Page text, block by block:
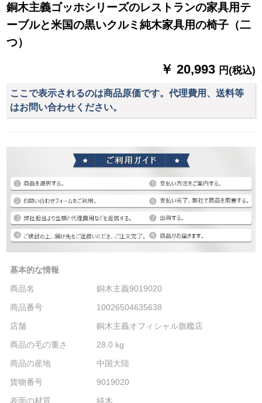
銅木主義ゴッホシリーズのレストランの家具用テ
ーブルと米国の黒いクルミ純木家具用の椅子（二
つ）
￥ 20,993 円(税込)
ここで表示されるのは商品原価です。代理費用、送料等
はお問い合わせください。
基本的な情報
商品名
銅木主義9019020
商品番号
10026504635638
店舗
銅木主義オフィシャル旗艦店
商品の毛の重さ
28.0 kg
商品の産地
中国大陸
貨物番号
9019020
表面の材質
純木